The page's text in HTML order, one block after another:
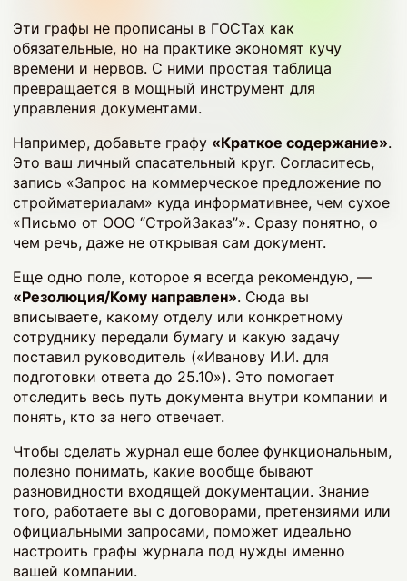
Эти графы не прописаны в ГОСТах как
обязательные, но на практике экономят кучу
времени и нервов. С ними простая таблица
превращается в мощный инструмент для
управления документами.
Например, добавьте графу «Краткое содержание».
Это ваш личный спасательный круг. Согласитесь,
запись «Запрос на коммерческое предложение по
стройматериалам» куда информативнее, чем сухое
«Письмо от ООО “СтройЗаказ”». Сразу понятно, о
чем речь, даже не открывая сам документ.
Еще одно поле, которое я всегда рекомендую, —
«Резолюция/Кому направлен». Сюда вы
вписываете, какому отделу или конкретному
сотруднику передали бумагу и какую задачу
поставил руководитель («Иванову И.И. для
подготовки ответа до 25.10»). Это помогает
отследить весь путь документа внутри компании и
понять, кто за него отвечает.
Чтобы сделать журнал еще более функциональным,
полезно понимать, какие вообще бывают
разновидности входящей документации. Знание
того, работаете вы с договорами, претензиями или
официальными запросами, поможет идеально
настроить графы журнала под нужды именно
вашей компании.